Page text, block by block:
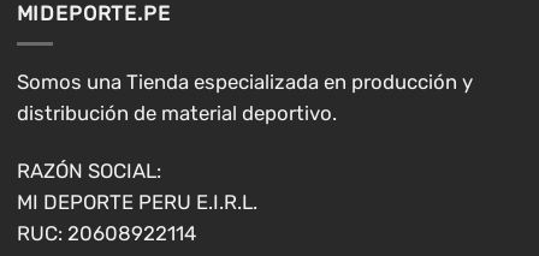
se
pueden
elegir
en
página
de
producto
elegir
en
MIDEPORTE.PE
Somos una Tienda especializada en producción y
distribución de material deportivo.
RAZÓN SOCIAL:
MI DEPORTE PERU E.I.R.L.
RUC: 20608922114